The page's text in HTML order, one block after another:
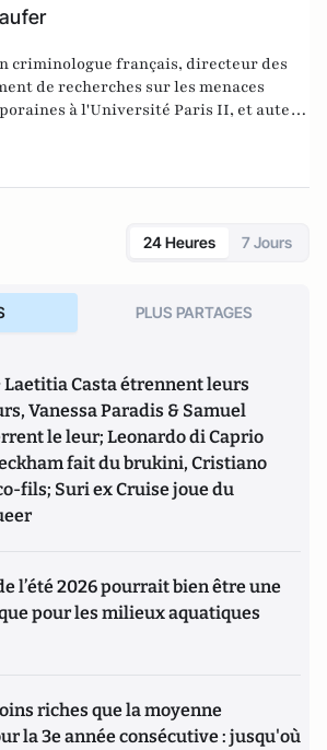
criminologue français, directeur des
de recherches sur les menaces
à l'Université Paris II, et auteur
sur le sujet. Dernier en date:
dans le chaos mondial : mafias,
24 Heures 7 Jours
PLUS PARTAGES
Laetitia Casta étrennent leurs
Vanessa Paradis & Samuel
le leur; Leonardo di Caprio
fait du brukini, Cristiano
fils; Suri ex Cruise joue du
l’été 2026 pourrait bien être une
pour les milieux aquatiques
riches que la moyenne
la 3e année consécutive : jusqu'où